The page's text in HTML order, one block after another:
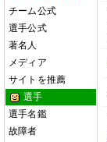
チーム公式
選手公式
著名人
メディア
サイトを推薦
選手
選手名鑑
故障者